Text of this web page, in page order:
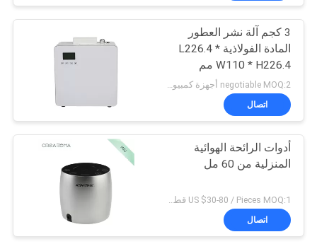
اتصل
أخبار
اطلب
اقتباس
خريطة
الموقع
3 كجم آلة نشر العطور
المادة الفولاذية L226.4 *
W110 * H226.4 مم
negotiable MOQ:2 أجهزة كمبيوتر
اتصال
أدوات الرائحة الهوائية
المنزلية من 60 مل
اتصال